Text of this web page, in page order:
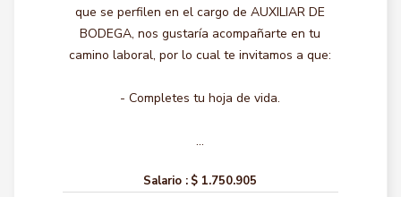
que se perfilen en el cargo de AUXILIAR DE
BODEGA, nos gustaría acompañarte en tu
camino laboral, por lo cual te invitamos a que:
- Completes tu hoja de vida.
...
Salario : $ 1.750.905